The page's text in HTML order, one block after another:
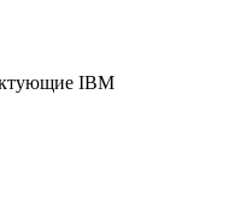
IBM